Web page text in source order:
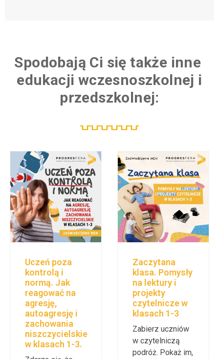
Spodobają Ci się także inne
Ku edukacji
wczesnoszkolnej i
Uczeń poza
kontrolą i
normą. Jak
reagować na
agresję,
autoagresję i
zachowania
Zaczytana
klasa. Pomysły
na lektury i
projekty
klasach 1-3
Zabierz uczniów